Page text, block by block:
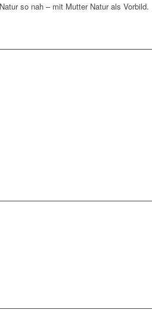
so nah – mit Mutter Natur als Vorbild.